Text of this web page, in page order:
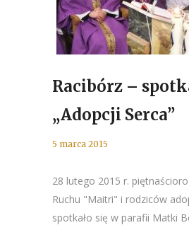
Racibórz –
„Adopcji Serca”
5 marca 2015
28 lutego 2015 r.
Ruchu "Maitri" i rodziców
spotkało się w parafii Matki